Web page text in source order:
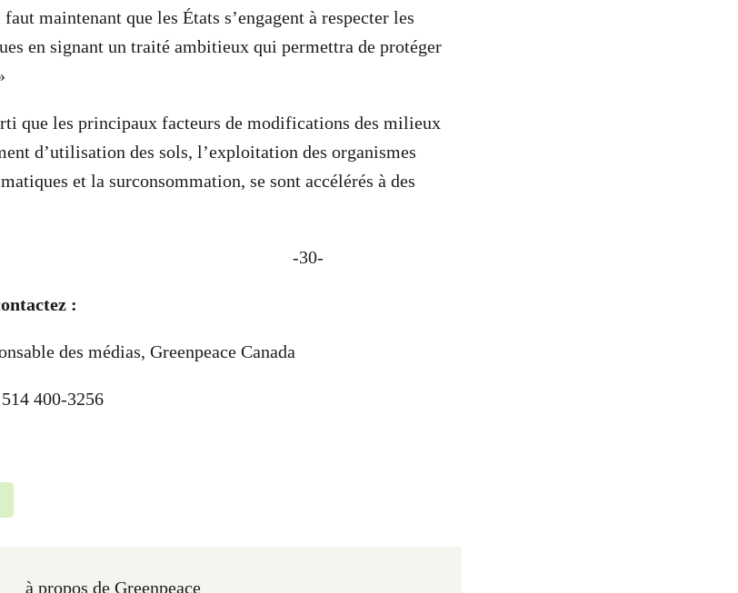
maintenant que les États s’engagent à respecter les
en signant un traité ambitieux qui permettra de protéger
que les principaux facteurs de modifications des milieux
d’utilisation des sols, l’exploitation des organismes
et la surconsommation, se sont accélérés à des
:
des médias, Greenpeace Canada
400-3256
à propos de Greenpeace